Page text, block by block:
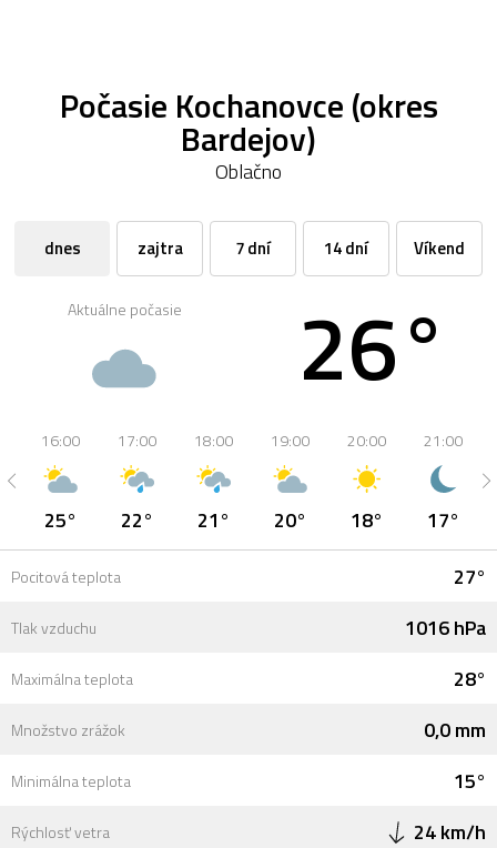
Počasie Kochanovce (okres
Bardejov)
Oblačno
dnes zajtra 7 dní 14 dní Víkend
Aktuálne počasie 26°
16:00
25°
17:00
22°
18:00
21°
19:00
20°
20:00
18°
21:00
17°
Pocitová teplota 27°
Tlak vzduchu 1016 hPa
Maximálna teplota 28°
Množstvo zrážok 0,0 mm
Minimálna teplota 15°
Rýchlosť vetra 24 km/h